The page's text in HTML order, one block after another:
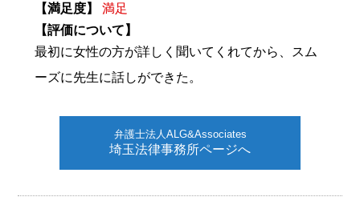
【満足度】
満足
【評価について】
最初に女性の方が詳しく聞いてくれてから、スム
ーズに先生に話しができた。
弁護士法人ALG&Associates
埼玉法律事務所ページへ